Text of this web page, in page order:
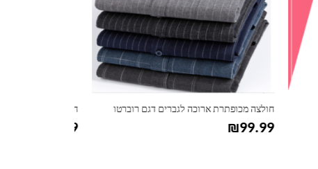
חולצת כפתורים קצרה לגבר דגם דנים
₪99.99